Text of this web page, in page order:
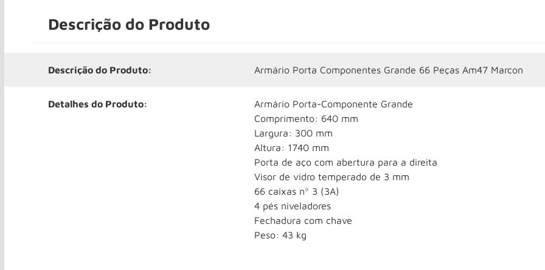
Descrição do Produto
Descrição do Produto: Armário Porta Componentes Grande 66 Peças Am47 Marcon
Detalhes do Produto:
Armário Porta-Componente Grande
Comprimento: 640 mm
Largura: 300 mm
Altura: 1740 mm
Porta de aço com abertura para a direita
Visor de vidro temperado de 3 mm
66 caixas nº 3 (3A)
4 pés niveladores
Fechadura com chave
Peso: 43 kg